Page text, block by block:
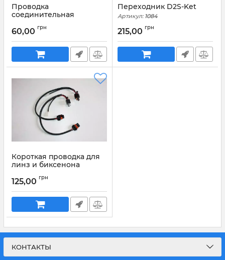
Проводка
соединительная
Артикул: 1258
60,00 грн
Переходник D2S-Ket
Артикул: 1084
215,00 грн
Короткая проводка для
линз и биксенона
125,00 грн
КОНТАКТЫ